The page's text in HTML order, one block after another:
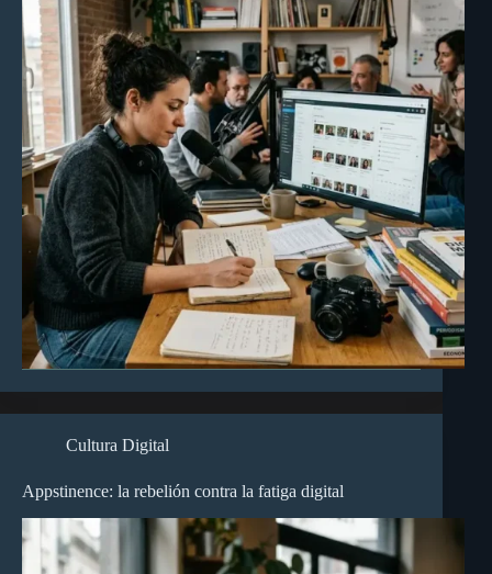
Cultura Digital
Appstinence: la rebelión contra la fatiga digital